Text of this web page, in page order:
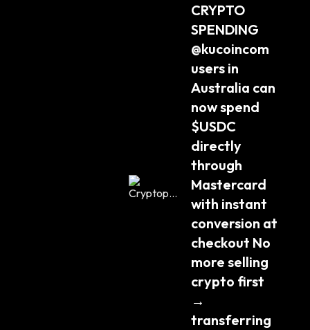
CRYPTO
SPENDING
@kucoincom
users in
Australia can
now spend
$USDC
directly
through
Mastercard
with instant
conversion at
checkout No
more selling
crypto first
→
transferring